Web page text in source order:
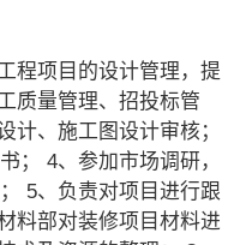
程项目的设计管理，提
质量管理、招投标管
计、施工图设计审核；
； 4、参加市场调研，
5、负责对项目进行跟
料部对装修项目材料进